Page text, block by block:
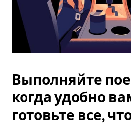
Выполняйте
когда удобно
готовьте все,